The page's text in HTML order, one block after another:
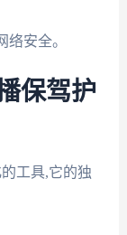
安全。
保驾护
工具,它的独